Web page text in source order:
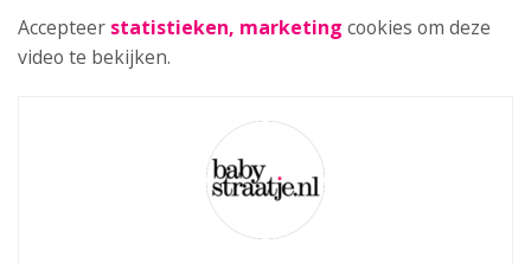
Accepteer statistieken, marketing cookies om deze
video te bekijken.